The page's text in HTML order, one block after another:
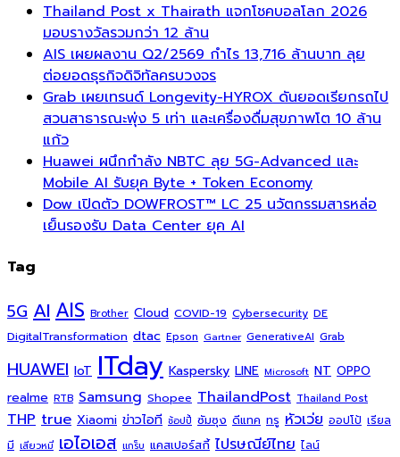
Thailand Post x Thairath แจกโชคบอลโลก 2026
มอบรางวัลรวมกว่า 12 ล้าน
AIS เผยผลงาน Q2/2569 กำไร 13,716 ล้านบาท ลุย
ต่อยอดธุรกิจดิจิทัลครบวงจร
Grab เผยเทรนด์ Longevity-HYROX ดันยอดเรียกรถไป
สวนสาธารณะพุ่ง 5 เท่า และเครื่องดื่มสุขภาพโต 10 ล้าน
แก้ว
Huawei ผนึกกำลัง NBTC ลุย 5G-Advanced และ
Mobile AI รับยุค Byte + Token Economy
Dow เปิดตัว DOWFROST™ LC 25 นวัตกรรมสารหล่อ
เย็นรองรับ Data Center ยุค AI
Tag
5G AI AIS Brother Cloud COVID-19 Cybersecurity DE
DigitalTransformation dtac Epson Gartner GenerativeAI Grab
HUAWEI IoT ITday Kaspersky LINE Microsoft NT OPPO
realme RTB Samsung Shopee ThailandPost Thailand Post
THP true Xiaomi ข่าวไอที ช้อปปี้ ซัมซุง ดีแทค ทรู หัวเว่ย ออปโป้ เรียล
มี เสียวหมี่ เอไอเอส แกร็บ แคสเปอร์สกี้ ไปรษณีย์ไทย ไลน์